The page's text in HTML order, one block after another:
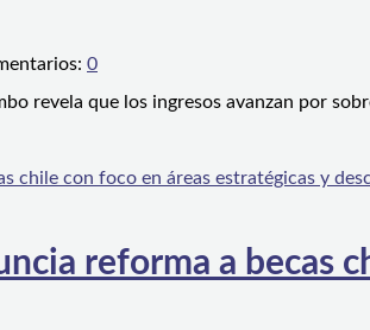
0
revela que los ingresos avanzan por
reforma a becas